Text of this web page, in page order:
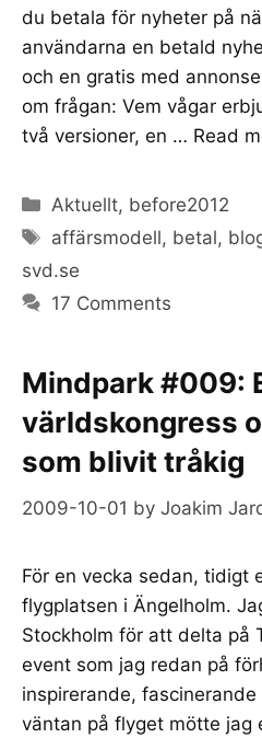
du betala för nyheter på
användarna en betald
och en gratis med
om frågan: Vem vågar
två versioner, en … Read
Categories
Aktuellt, before2012
Tags
affärsmodell, betal,
svd.se
17 Comments
Mindpark #009:
världskongress
som blivit tråkig
2009-10-01 by Joakim
För en vecka sedan, tidigt
flygplatsen i Ängelholm.
Stockholm för att delta på
event som jag redan på
inspirerande,
väntan på flyget mötte jag